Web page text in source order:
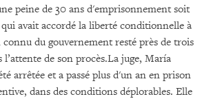
peine de 30 ans d'emprisonnement soit
avait accordé la liberté conditionnelle à
du gouvernement resté près de trois
l’attente de son procès.La juge, María
arrêtée et a passé plus d'un an en prison
dans des conditions déplorables. Elle